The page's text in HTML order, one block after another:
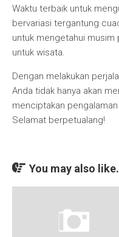
Waktu terbaik untuk
bervariasi tergantung
untuk mengetahui musim
untuk wisata.
Dengan melakukan
Anda tidak hanya akan
menciptakan
Selamat berpetualang!
You may also